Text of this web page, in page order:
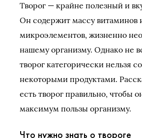
Творог — крайне полезный и
Он содержит массу витаминов
микроэлементов, жизненно
нашему организму. Однако не
творог категорически нельзя
некоторыми продуктами.
есть творог правильно, чтобы
максимум пользы организму.
Что нужно знать о твороге